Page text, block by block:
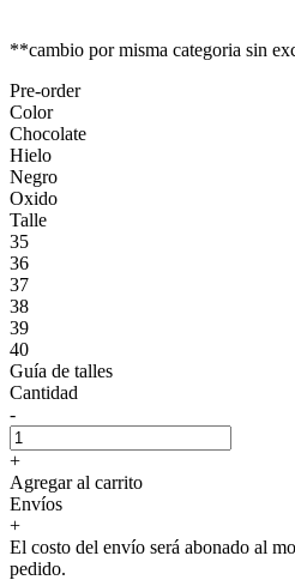
**cambio por misma categoria sin
Pre-order
Color
Chocolate
Hielo
Negro
Oxido
Talle
35
36
37
38
39
40
Guía de talles
Cantidad
-
+
Agregar al carrito
Envíos
+
El costo del envío será abonado al
pedido.